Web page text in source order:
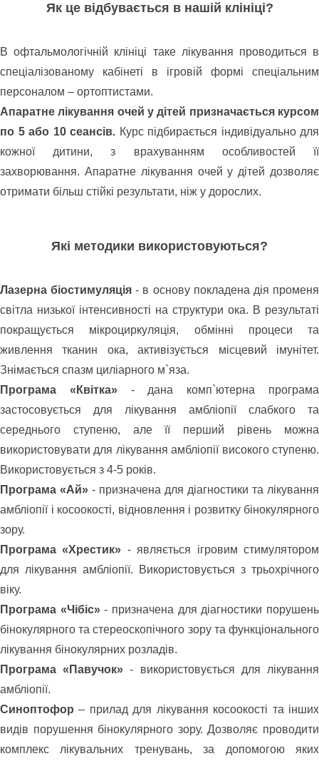
Як це відбувається в нашій клініці?
В офтальмологічній клініці таке лікування проводиться в
спеціалізованому кабінеті в ігровій формі спеціальним
персоналом – ортоптистами.
Апаратне лікування очей у дітей призначається курсом
по 5 або 10 сеансів. Курс підбирається індивідуально для
кожної дитини, з врахуванням особливостей її
захворювання. Апаратне лікування очей у дітей дозволяє
отримати більш стійкі результати, ніж у дорослих.
Які методики використовуються?
Лазерна біостимуляція - в основу покладена дія променя
світла низької інтенсивності на структури ока. В результаті
покращується мікроциркуляція, обмінні процеси та
живлення тканин ока, активізується місцевий імунітет.
Знімається спазм циліарного м`яза.
Програма «Квітка»- дана комп`ютерна програма
застосовується для лікування амбліопії слабкого та
середнього ступеню, але її перший рівень можна
використовувати для лікування амбліопії високого ступеню.
Використовується з 4-5 років.
Програма «Ай» - призначена для діагностики та лікування
амбліопії і косоокості, відновлення і розвитку бінокулярного
зору.
Програма «Хрестик» - являється ігровим стимулятором
для лікування амбліопії. Використовується з трьохрічного
віку.
Програма «Чібіс»- призначена для діагностики порушень
бінокулярного та стереоскопічного зору та функціонального
лікування бінокулярних розладів.
Програма «Павучок» - використовується для лікування
амбліопії.
Синоптофор – прилад для лікування косоокості та інших
видів порушення бінокулярного зору. Дозволяє проводити
комплекс лікувальних тренувань, за допомогою яких